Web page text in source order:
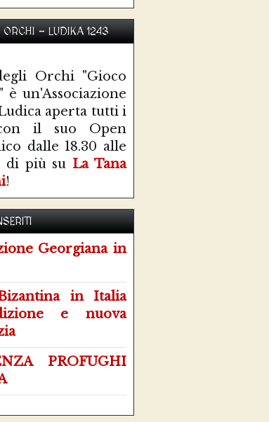
ORCHI - LUDIKA 1243
Orchi "Gioco
è un'Associazione
aperta tutti i
il suo Open
dalle 18.30 alle
di più su La Tana
!
Georgiana in
in Italia
e nuova
PROFUGHI